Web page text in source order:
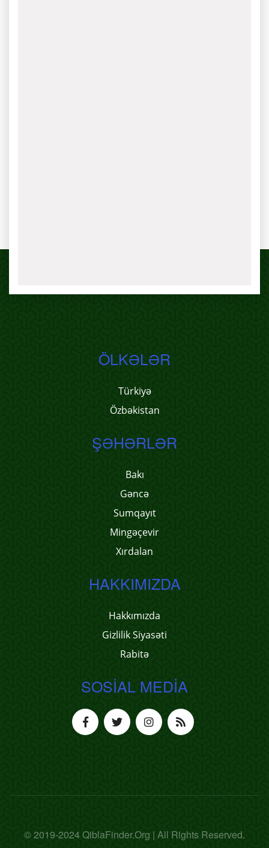
ÖLKƏLƏR
Türkiyə
Özbəkistan
ŞƏHƏRLƏR
Bakı
Gəncə
Sumqayıt
Mingəçevir
Xırdalan
HAKKIMIZDA
Hakkımızda
Gizlilik Siyasəti
Rabitə
SOSIAL MEDIA
© 2019-2024 QiblaFinder.Org | All Rights Reserved.